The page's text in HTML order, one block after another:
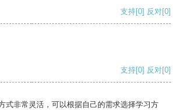
支持[0] 反对[0]
支持[0] 反对[0]
式非常灵活，可以根据自己的需求选择学习方